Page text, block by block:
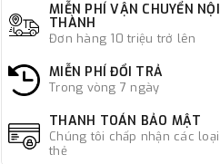
MIỄN PHÍ VẬN CHUYỂN NỘI
THÀNH
Đơn hàng 10 triệu trở lên
MIỄN PHÍ ĐỔI TRẢ
Trong vòng 7 ngày
THANH TOÁN BẢO MẬT
Chúng tôi chấp nhận các loại
thẻ